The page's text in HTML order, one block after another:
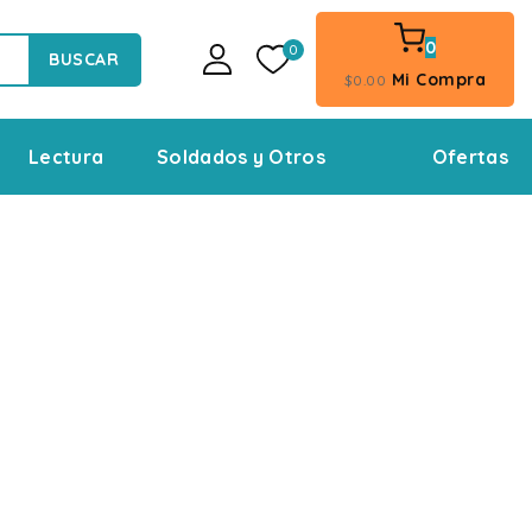
BUSCAR 0 0
$0.00 Mi Compra
Lectura Soldados y Otros Ofertas